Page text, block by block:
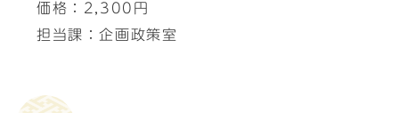
価格：2,300円
担当課：企画政策室